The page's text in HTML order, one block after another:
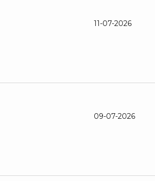
11-07-2026
09-07-2026